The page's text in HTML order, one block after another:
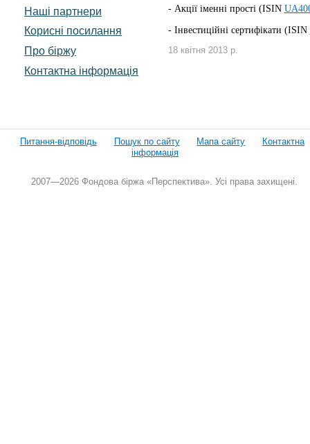
Наші партнери
Корисні посилання
Про біржу
Контактна інформація
- Акції іменні прості (ISIN
- Інвестиційні сертифікати (ISIN
18 квітня 2013 р.
Питання-відповідь Пошук по сайту Мапа сайту
Контактна
інформація
2007—2026 Фондова біржа «Перспектива». Усі права захищені.